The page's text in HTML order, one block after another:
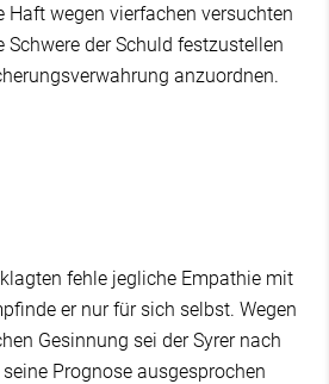
Haft wegen vierfachen versuchten
Schwere der Schuld festzustellen
anzuordnen.
fehle jegliche Empathie mit
er nur für sich selbst. Wegen
Gesinnung sei der Syrer nach
Prognose ausgesprochen